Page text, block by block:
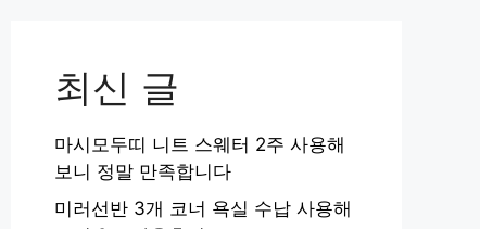
최신 글
마시모두띠 니트 스웨터 2주 사용해
보니 정말 만족합니다
미러선반 3개 코너 욕실 수납 사용해